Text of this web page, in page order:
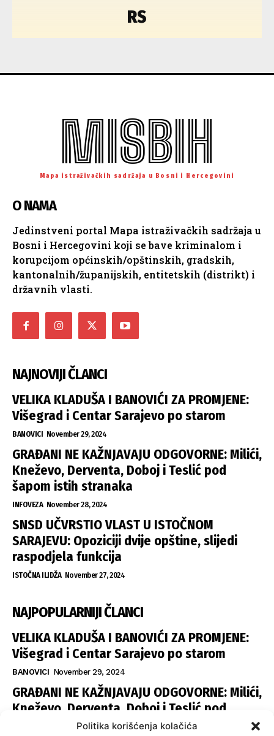
Politika korišćenja kolačića
RS
MISBIH
Mapa istraživačkih sadržaja u Bosni i Hercegovini
O NAMA
Jedinstveni portal Mapa istraživačkih sadržaja u
Bosni i Hercegovini koji se bave kriminalom i
korupcijom općinskih/opštinskih, gradskih,
kantonalnih/županijskih, entitetskih (distrikt) i
državnih vlasti.
NAJNOVIJI ČLANCI
VELIKA KLADUŠA I BANOVIĆI ZA PROMJENE:
Višegrad i Centar Sarajevo po starom
BANOVICI November 29, 2024
GRAĐANI NE KAŽNJAVAJU ODGOVORNE: Milići,
Kneževo, Derventa, Doboj i Teslić pod
šapom istih stranaka
INFOVEZA November 28, 2024
SNSD UČVRSTIO VLAST U ISTOČNOM
SARAJEVU: Opoziciji dvije opštine, slijedi
raspodjela funkcija
ISTOČNA ILIDŽA November 27, 2024
NAJPOPULARNIJI ČLANCI
VELIKA KLADUŠA I BANOVIĆI ZA PROMJENE:
Višegrad i Centar Sarajevo po starom
BANOVICI November 29, 2024
GRAĐANI NE KAŽNJAVAJU ODGOVORNE: Milići,
Kneževo, Derventa, Doboj i Teslić pod
šapom istih stranaka